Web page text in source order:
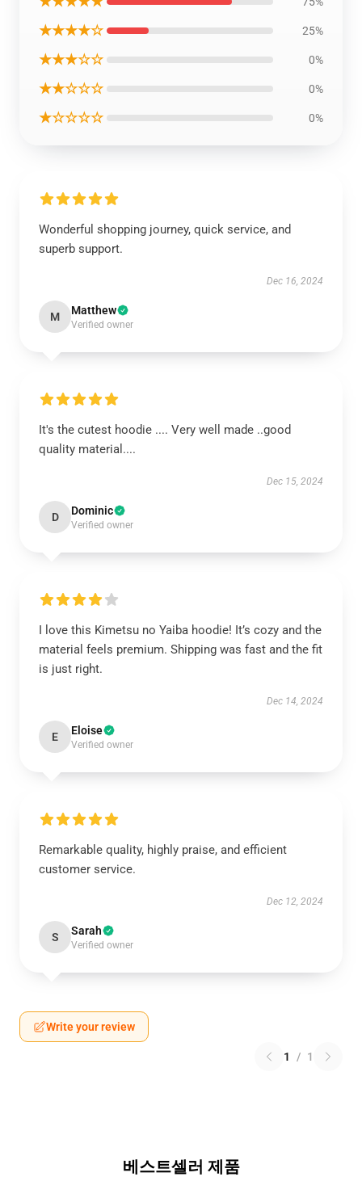
★★★★☆ 25%
★★★☆☆ 0%
★★☆☆☆ 0%
★☆☆☆☆ 0%
Wonderful shopping journey, quick service, and
superb support.
Dec 16, 2024
M Matthew
Verified owner
It's the cutest hoodie .... Very well made ..good
quality material....
Dec 15, 2024
D Dominic
Verified owner
I love this Kimetsu no Yaiba hoodie! It’s cozy and the
material feels premium. Shipping was fast and the fit
is just right.
Dec 14, 2024
E Eloise
Verified owner
Remarkable quality, highly praise, and efficient
customer service.
Dec 12, 2024
S Sarah
Verified owner
Write your review
1 / 1
베스트셀러 제품